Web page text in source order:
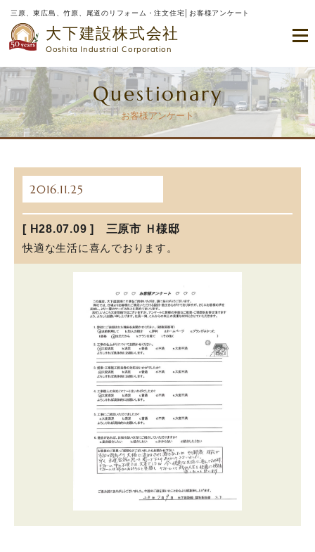
三原、東広島、竹原、尾道のリフォーム・注文住宅│お客様アンケート
大下建設株式会社
Ooshita Industrial Corporation
Questionary
お客様アンケート
2016.11.25
[ H28.07.09 ] 三原市 Ｈ様邸
快適な生活に喜んでおります。